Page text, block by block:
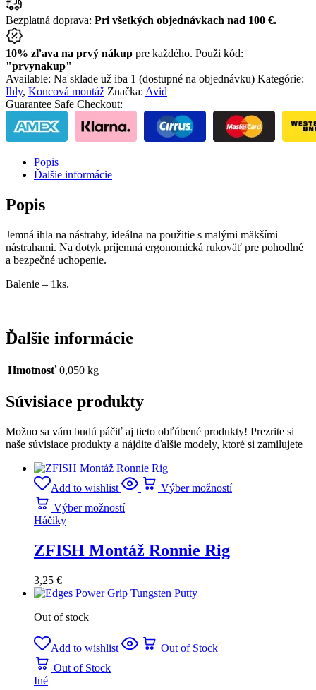
Bezplatná doprava: Pri všetkých objednávkach nad 100 €.
10% zľava na prvý nákup pre každého. Použi kód:
"prvynakup"
Available: Na sklade už iba 1 (dostupné na objednávku) Kategórie:
Ihly, Koncová montáž Značka: Avid
Guarantee Safe Checkout:
Popis
Ďalšie informácie
Popis
Jemná ihla na nástrahy, ideálna na použitie s malými mäkšími
nástrahami. Na dotyk príjemná ergonomická rukoväť pre pohodlné
a bezpečné uchopenie.
Balenie – 1ks.
Ďalšie informácie
Hmotnosť 0,050 kg
Súvisiace produkty
Možno sa vám budú páčiť aj tieto obľúbené produkty! Prezrite si
naše súvisiace produkty a nájdite ďalšie modely, ktoré si zamilujete
Add to wishlist
Výber možností
Výber možností
Háčiky
ZFISH Montáž Ronnie Rig
3,25 €
Out of stock
Add to wishlist
Out of Stock
Out of Stock
Iné